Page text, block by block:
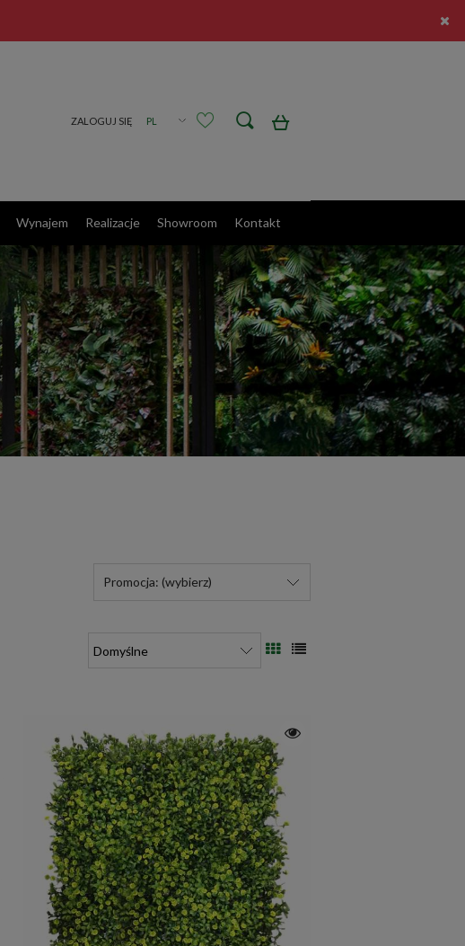
Wynajem Realizacje Showroom Kontakt
Promocja: (wybierz)